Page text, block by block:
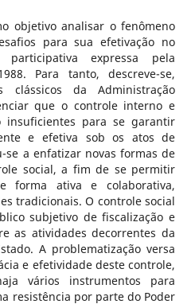
objetivo analisar o fenômeno
para sua efetivação no
expressa pela
Para tanto, descreve-se,
clássicos da Administração
que o controle interno e
insuficientes para se garantir
e efetiva sob os atos de
se a enfatizar novas formas de
social, a fim de se permitir
forma ativa e colaborativa,
tradicionais. O controle social
subjetivo de fiscalização e
as atividades decorrentes da
A problematização versa
e efetividade deste controle,
vários instrumentos para
resistência por parte do Poder